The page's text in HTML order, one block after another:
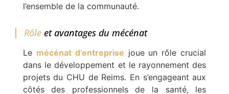
l’ensemble de la communauté.
Rôleet avantages du mécénat
Le mécénat d’entreprise joue un rôle crucial
dans le développement et le rayonnement des
projets du CHU de Reims. En s’engageant aux
côtés des professionnels de la santé, les